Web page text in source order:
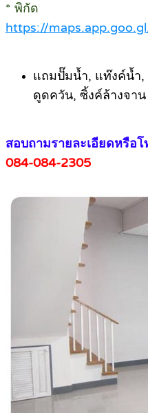
* พิกัด
https://
แถมปั๊มน้ำ, แท๊งค์น้ำ,
ดูดควัน, ซิ้งค์ล้างจาน
สอบถามรายละเอียดหรือ
084-084-2305